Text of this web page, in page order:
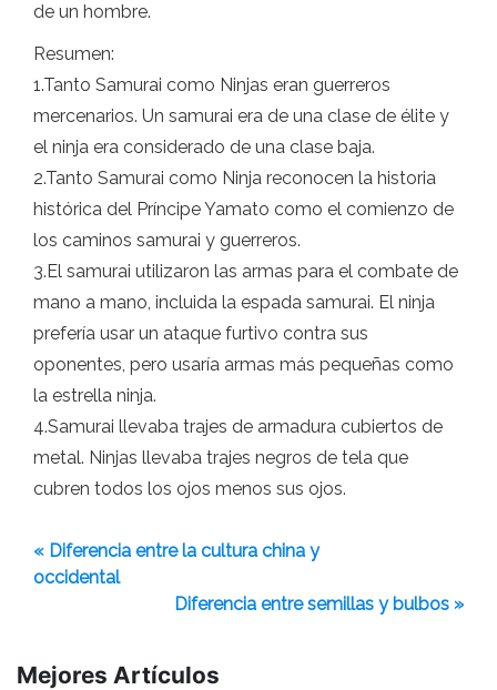
de un hombre.
Resumen:
1.Tanto Samurai como Ninjas eran guerreros
mercenarios. Un samurai era de una clase de élite y
el ninja era considerado de una clase baja.
2.Tanto Samurai como Ninja reconocen la historia
histórica del Príncipe Yamato como el comienzo de
los caminos samurai y guerreros.
3.El samurai utilizaron las armas para el combate de
mano a mano, incluida la espada samurai. El ninja
prefería usar un ataque furtivo contra sus
oponentes, pero usaría armas más pequeñas como
la estrella ninja.
4.Samurai llevaba trajes de armadura cubiertos de
metal. Ninjas llevaba trajes negros de tela que
cubren todos los ojos menos sus ojos.
« Diferencia entre la cultura china y
occidental
Diferencia entre semillas y bulbos »
Mejores Artículos